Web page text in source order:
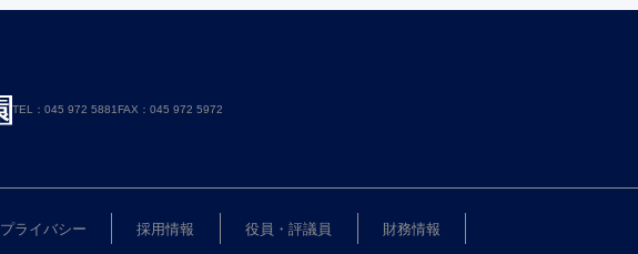
TEL：045 972 5881FAX：045 972 5972
プライバシー 採用情報 役員・評議員 財務情報